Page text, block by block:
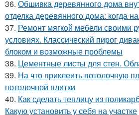
36. Обшивка деревянного дома
отделка деревянного дома: когда
37. Ремонт мягкой мебели своими
условиях. Классический пирог
блоком и возможные проблемы
38. Цементные листы для стен.
39. На что приклеить потолочную
потолочной плитки
40. Как сделать теплицу из
Какую установить у себя на участке